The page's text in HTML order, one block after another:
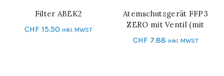
IN DEN WARENKORB
Filter ABEK2
CHF 15.50 inkl. MWST
IN DEN WARENKORB
Atemschutzgerät FFP3
ZERO mit Ventil (mit
Kohle, volle Dichtung)
CHF 7.88 inkl. MWST